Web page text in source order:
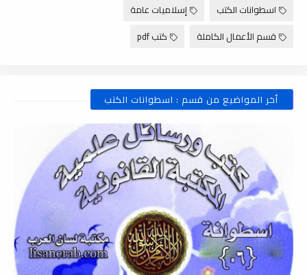
اسطوانات الكتب
إسلاميات عامة
قسم الأعمال الكاملة
كتب pdf
أخر المواضيع من قسم : اسطوانات الكتب